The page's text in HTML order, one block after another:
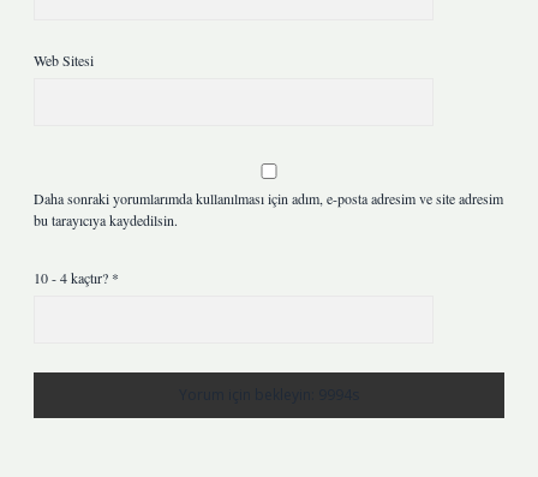
Web Sitesi
Daha sonraki yorumlarımda kullanılması için adım, e-posta adresim ve site adresim
bu tarayıcıya kaydedilsin.
10 - 4 kaçtır? *